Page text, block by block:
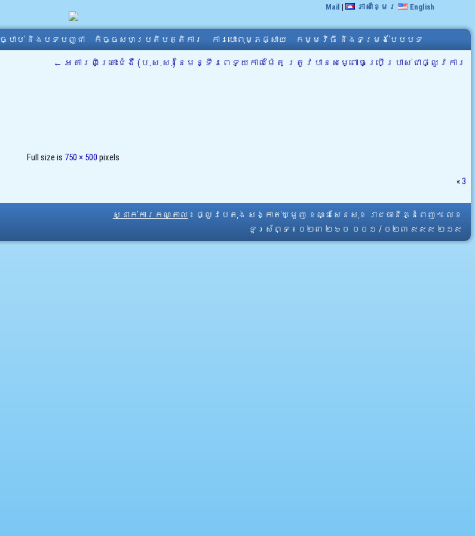
Mail | ភាសាខ្មែរ English
ច្បាប់ និងបទបញ្ជា កិច្ចសហប្រតិបត្តិការ ការបោះពុម្ភផ្សាយ កម្មវិធី និងទម្រង់បែបបទ
← អគារពិគ្រោះជំងឺ (ប.ស.ស.) នៃមន្ទីរពេទ្យកាល់ម៉ែត ត្រូវបានសម្ពោធប្រើប្រាស់ជាផ្លូវការ
Full size is 750 × 500 pixels
«3
ស្នាក់ការកណ្តាល ៖ ផ្លូវបេតុង សង្កាត់ឃ្មួញ ខណ្ឌសែនសុខ រាជធានីភ្នំពេញ។ លេខ
ទូរស័ព្ទ ៖ ០២៣ ២៦០ ០០១ / ០២៣ ៩៩៩ ២១៩